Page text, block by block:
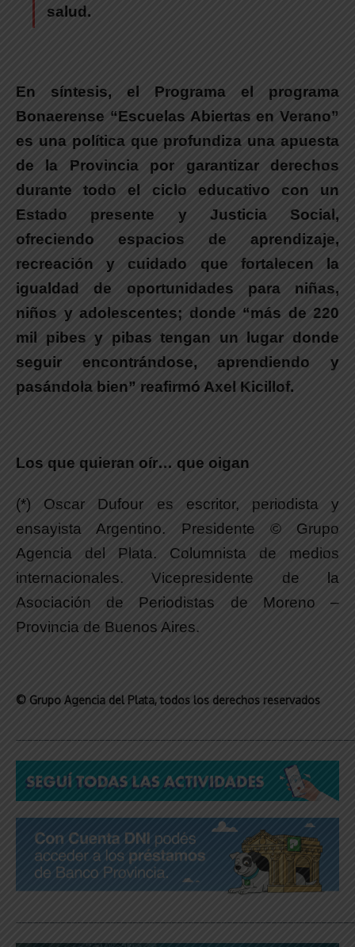
salud.
En síntesis, el Programa el programa
Bonaerense “Escuelas Abiertas en Verano”
es una política que profundiza una apuesta
de la Provincia por garantizar derechos
durante todo el ciclo educativo con un
Estado presente y Justicia Social,
ofreciendo espacios de aprendizaje,
recreación y cuidado que fortalecen la
igualdad de oportunidades para niñas,
niños y adolescentes; donde “más de 220
mil pibes y pibas tengan un lugar donde
seguir encontrándose, aprendiendo y
pasándola bien” reafirmó Axel Kicillof.
Los que quieran oír… que oigan
(*) Oscar Dufour es escritor, periodista y
ensayista Argentino. Presidente © Grupo
Agencia del Plata. Columnista de medios
internacionales. Vicepresidente de la
Asociación de Periodistas de Moreno –
Provincia de Buenos Aires.
© Grupo Agencia del Plata, todos los derechos reservados